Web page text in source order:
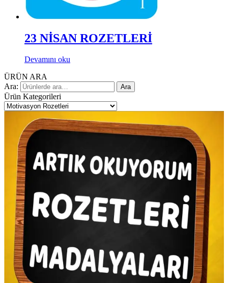
23 NİSAN ROZETLERİ
Devamını oku
ÜRÜN ARA
Ara:
Ara
Ürün Kategorileri